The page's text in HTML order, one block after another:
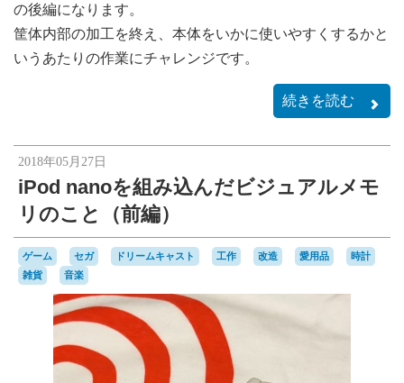
の後編になります。
筐体内部の加工を終え、本体をいかに使いやすくするかと
いうあたりの作業にチャレンジです。
続きを読む
2018年05月27日
iPod nanoを組み込んだビジュアルメモ
リのこと（前編）
ゲーム セガ ドリームキャスト 工作 改造 愛用品
時計
雑貨
音楽